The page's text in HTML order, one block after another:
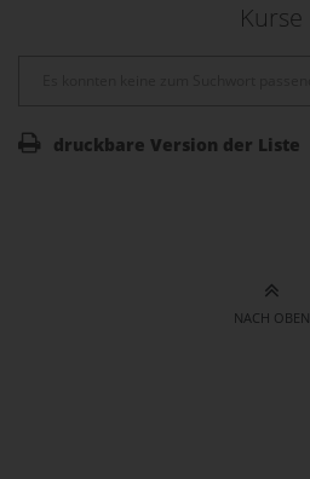
Kurse
druckbare Version der Liste
NACH OBEN